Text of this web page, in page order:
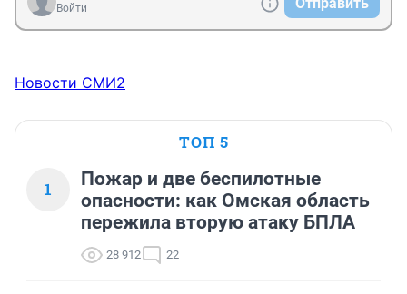
Войти
Новости СМИ2
ТОП 5
1
Пожар и две беспилотные
опасности: как Омская область
пережила вторую атаку БПЛА
28 912 22